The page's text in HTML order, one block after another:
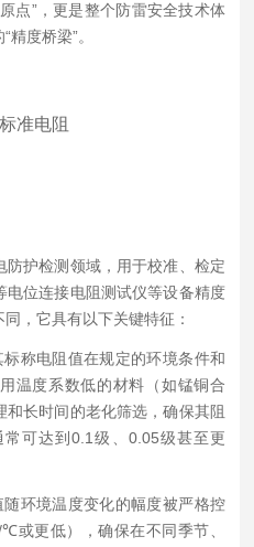
点”，更是整个防雷安全技术体
度桥梁”。
护检测领域，用于校准、检定
位连接电阻测试仪等设备精度
，它具有以下关键特征：
称电阻值在规定的环境条件和
温度系数低的材料（如锰铜合
长时间的老化筛选，确保其阻
可达到0.1级、0.05级甚至更
环境温度变化的幅度被严格控
或更低），确保在不同季节、